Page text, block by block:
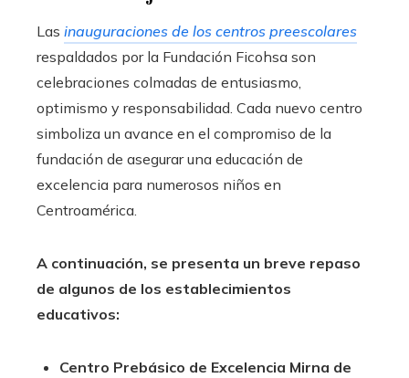
Las inauguraciones de los centros preescolares
respaldados por la Fundación Ficohsa son
celebraciones colmadas de entusiasmo,
optimismo y responsabilidad. Cada nuevo centro
simboliza un avance en el compromiso de la
fundación de asegurar una educación de
excelencia para numerosos niños en
Centroamérica.
A continuación, se presenta un breve repaso
de algunos de los establecimientos
educativos:
Centro Prebásico de Excelencia Mirna de